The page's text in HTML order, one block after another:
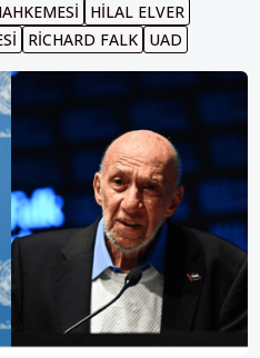
HILAL ELVER
RICHARD FALK UAD